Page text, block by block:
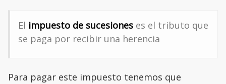
El impuesto de sucesiones es el tributo que
se paga por recibir una herencia
Para pagar este impuesto tenemos que